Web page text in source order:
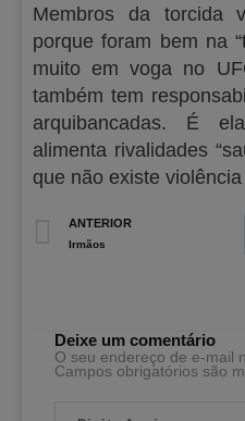
Membros da torcida
porque foram bem na
muito em voga no
também tem
arquibancadas. É
alimenta rivalidades
que não existe
Prev
ANTERIOR
Irmãos
Deixe um comentário
O seu endereço de e-mail
Campos obrigatórios são